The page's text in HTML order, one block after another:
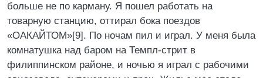
больше не по карману. Я пошел работать на
товарную станцию, оттирал бока поездов
«ОАКАЙТОМ»[9]. По ночам пил и играл. У меня была
комнатушка над баром на Темпл-стрит в
филиппинском районе, и ночью я играл с рабочими